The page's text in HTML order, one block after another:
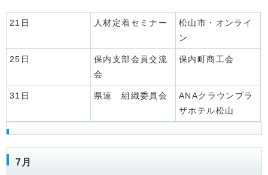
21日 人材定着セミナー
松山市・オンライ
ン
25日
保内支部会員交流
会
保内町商工会
31日 県連 組織委員会
ANAクラウンプラ
ザホテル松山
7月